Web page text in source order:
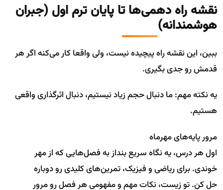
نقشه راه دهمی‌ها تا پایان ترم اول (جبران
هوشمندانه)
ببین، این نقشه راه پیچیده نیست، ولی واقعا کار می‌کنه اگر هر
قدمش رو جدی بگیری.
یه نکته مهم: ما دنبال حجم زیاد نیستیم، دنبال اثرگذاری واقعی
هستیم.
مرور پایه‌های مهرماه
اول هر درس، یه نگاه سریع بنداز به فصل‌هایی که از مهر
خوندی. برای ریاضی و فیزیک، تمرین‌های کلیدی رو دوباره
حل کن. تو زیست، نکات مهم و مفهومی هر فصل رو مرور